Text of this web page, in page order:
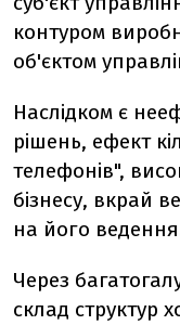
контуром
об'єктом
Наслідком є
рішень, ефект
телефонів",
бізнесу, вкрай
на його
Через
склад структур